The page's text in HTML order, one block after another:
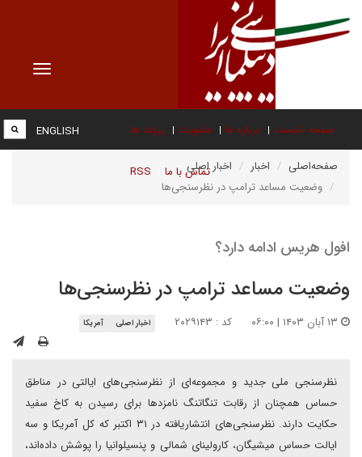
Toggle
صفحه نخست درباره ما عضویت پیوند ها
تماس با ما RSS
ENGLISH
صفحه‌اصلی اخبار
اخبار اصلی
وضعیت مساعد ترامپ در نظرسنجی‌ها
افول هریس ادامه دارد؟
وضعیت مساعد ترامپ در نظرسنجی‌ها
کد : ۲۰۲۹۱۴۳ اخبار اصلی آمریکا
نظرسنجی ملی جدید و مجموعه‌ای از نظرسنجی‌های ایالتی در مناطق
حساس همچنان از رقابت تنگاتنگ نامزدها برای رسیدن به کاخ سفید
حکایت دارند. نظرسنجی‌های انتشاریافته در ۳۱ اکتبر که کل آمریکا و سه
ایالت حساس میشیگان، کارولینای شمالی و پنسیلوانیا‌ را پوشش داده‌اند،